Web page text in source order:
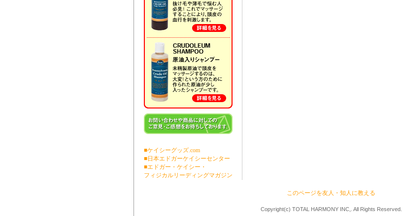
■ケイシーグッズ.com
■日本エドガーケイシーセンター
■エドガー・ケイシー・
フィジカルリーディングマガジン
このページを友人・知人に教える
Copyright(c) TOTAL HARMONY INC,. All Rights Reserved.